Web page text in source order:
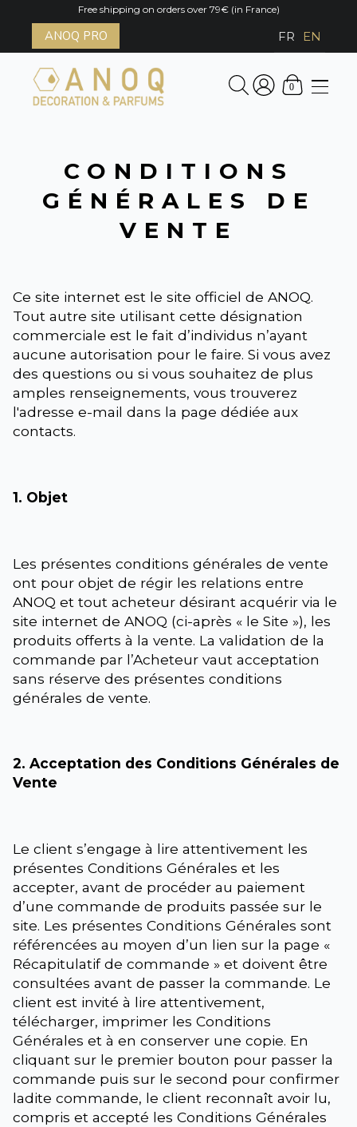
Free shipping on orders over 79€ (in France)
ANOQ PRO FR EN
0
CONDITIONS
GÉNÉRALES DE
VENTE
Ce site internet est le site officiel de ANOQ.
Tout autre site utilisant cette désignation
commerciale est le fait d’individus n’ayant
aucune autorisation pour le faire. Si vous avez
des questions ou si vous souhaitez de plus
amples renseignements, vous trouverez
l'adresse e-mail dans la page dédiée aux
contacts.
1. Objet
Les présentes conditions générales de vente
ont pour objet de régir les relations entre
ANOQ et tout acheteur désirant acquérir via le
site internet de ANOQ (ci-après « le Site »), les
produits offerts à la vente. La validation de la
commande par l’Acheteur vaut acceptation
sans réserve des présentes conditions
générales de vente.
2. Acceptation des Conditions Générales de
Vente
Le client s’engage à lire attentivement les
présentes Conditions Générales et les
accepter, avant de procéder au paiement
d’une commande de produits passée sur le
site. Les présentes Conditions Générales sont
référencées au moyen d’un lien sur la page «
Récapitulatif de commande » et doivent être
consultées avant de passer la commande. Le
client est invité à lire attentivement,
télécharger, imprimer les Conditions
Générales et à en conserver une copie. En
cliquant sur le premier bouton pour passer la
commande puis sur le second pour confirmer
ladite commande, le client reconnaît avoir lu,
compris et accepté les Conditions Générales